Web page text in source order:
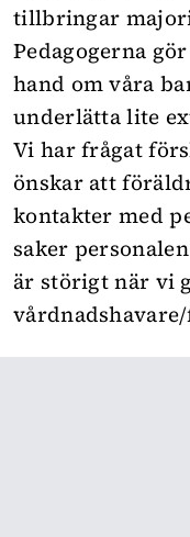
tillbringar
Pedagogerna
hand om våra
underlätta lite
Vi har frågat
önskar att
kontakter med
saker
är störigt när vi